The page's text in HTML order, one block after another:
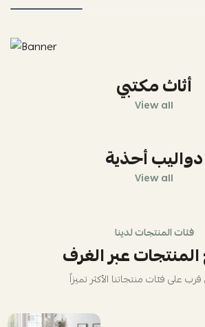
أثاث مكتبي
View all
دواليب أحذية
View all
فئات المنتجات لدينا
عبر الغرف
على فئات منتجاتنا الأكثر تميزاً